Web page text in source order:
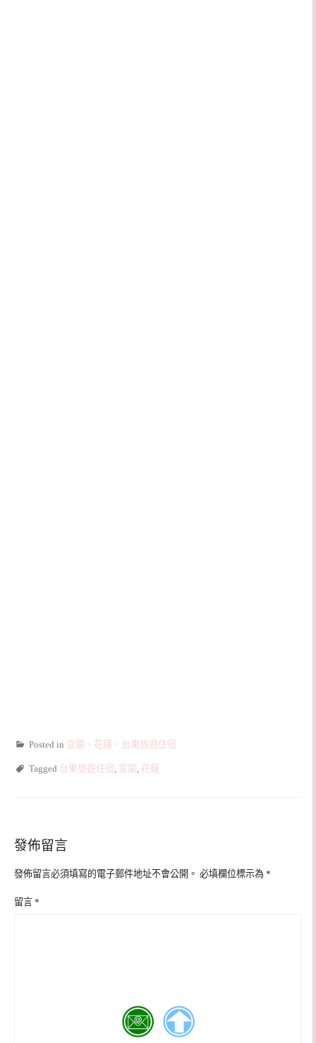
Posted in 宜蘭、花蓮、台東旅遊住宿
Tagged 台東旅遊住宿, 宜蘭, 花蓮
發佈留言
發佈留言必須填寫的電子郵件地址不會公開。 必填欄位標示為 *
留言 *